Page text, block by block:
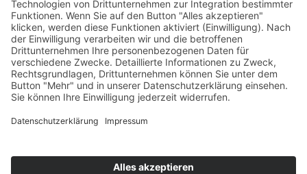
01.07.2026
Delhi fördert Elektromobilität mit
neuer Fahrzeugpolitik
Delhi hat mit der Electric Vehicles Policy 2026
eine neue Richtlinie zur Förderung von…